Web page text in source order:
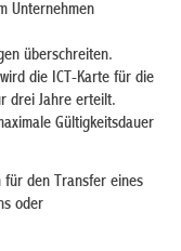
Unternehmen
überschreiten.
die ICT-Karte für die
drei Jahre erteilt.
Gültigkeitsdauer
für den Transfer eines
oder